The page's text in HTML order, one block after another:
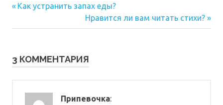
Навигация
по
Предыдущая
Как устранить запах еды?
Следующая
запись:
Нравится ли вам читать стихи?
3 КОММЕНТАРИЯ
Припевочка: